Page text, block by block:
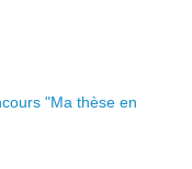
"Ma thèse en